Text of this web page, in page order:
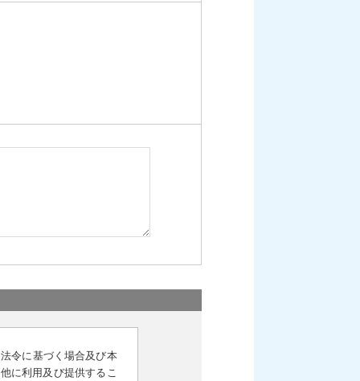
令に基づく場合及び本
に利用及び提供するこ